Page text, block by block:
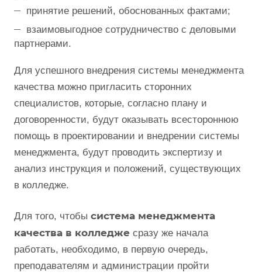
принятие решений, обоснованных фактами;
взаимовыгодное сотрудничество с деловыми
партнерами.
Для успешного внедрения системы менеджмента
качества можно пригласить сторонних
специалистов, которые, согласно плану и
договоренности, будут оказывать всестороннюю
помощь в проектировании и внедрении системы
менеджмента, будут проводить экспертизу и
анализ инструкция и положений, существующих
в колледже.
Для того, чтобы система менеджмента
качества в колледже сразу же начала
работать, необходимо, в первую очередь,
преподавателям и администрации пройти